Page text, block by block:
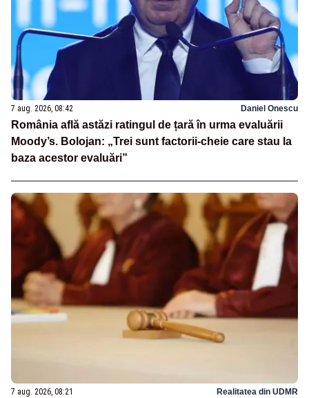
7 aug. 2026, 08:42 Daniel Onescu
România află astăzi ratingul de țară în urma evaluării
Moody’s. Bolojan: „Trei sunt factorii-cheie care stau la
baza acestor evaluări”
7 aug. 2026, 08:21 Realitatea din UDMR